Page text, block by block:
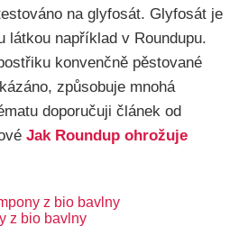
na glyfosát. Glyfosát je
látkou například v Roundupu.
konvenčně pěstované
způsobuje mnohá
doporučuji článek od
Jak Roundup ohrožuje